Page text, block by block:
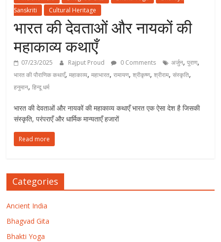
Sanskriti
Cultural Heritage
भारत की देवताओं और नायकों की
महाकाव्य कथाएँ
07/23/2025 Rajput Proud 0 Comments अर्जुन,पुराण,
भारत की पौराणिक कथाएँ,महाकाव्य,महाभारत,रामायण,श्रीकृष्ण,श्रीराम,संस्कृति,
हनुमान,हिन्दू धर्म
भारत की देवताओं और नायकों की महाकाव्य कथाएँ भारत एक ऐसा देश है जिसकी
संस्कृति, परंपराएँ और धार्मिक मान्यताएँ हजारों
Read more
Categories
Ancient India
Bhagvad Gita
Bhakti Yoga